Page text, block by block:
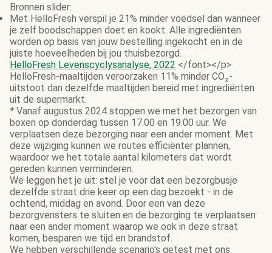
Bronnen slider:
Met HelloFresh verspil je 21% minder voedsel dan wanneer
je zelf boodschappen doet en kookt. Alle ingrediënten
worden op basis van jouw bestelling ingekocht en in de
juiste hoeveelheden bij jou thuisbezorgd.
HelloFresh Levenscyclysanalyse, 2022 </font></p>
HelloFresh-maaltijden veroorzaken 11% minder CO₂-
uitstoot dan dezelfde maaltijden bereid met ingrediënten
uit de supermarkt.
* Vanaf augustus 2024 stoppen we met het bezorgen van
boxen op donderdag tussen 17.00 en 19.00 uur. We
verplaatsen deze bezorging naar een ander moment. Met
deze wijziging kunnen we routes efficiënter plannen,
waardoor we het totale aantal kilometers dat wordt
gereden kunnen verminderen.
We leggen het je uit: stel je voor dat een bezorgbusje
dezelfde straat drie keer op een dag bezoekt - in de
ochtend, middag en avond. Door een van deze
bezorgvensters te sluiten en de bezorging te verplaatsen
naar een ander moment waarop we ook in deze straat
komen, besparen we tijd en brandstof.
We hebben verschillende scenario's getest met ons